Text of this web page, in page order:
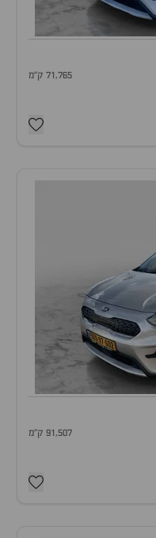
71,765 ק"מ
91,507 ק"מ